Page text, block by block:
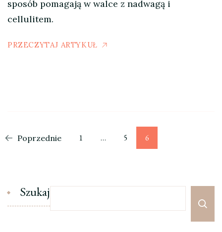
sposób pomagają w walce z nadwagą i
cellulitem.
PRZECZYTAJ ARTYKUŁ
Stronicowanie
Poprzednie Strona
1 … Strona
5 Strona
6
Szukaj